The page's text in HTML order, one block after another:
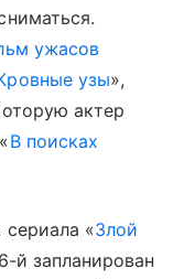
ужасов
узы»,
актер
В поисках
«Злой
й запланирован